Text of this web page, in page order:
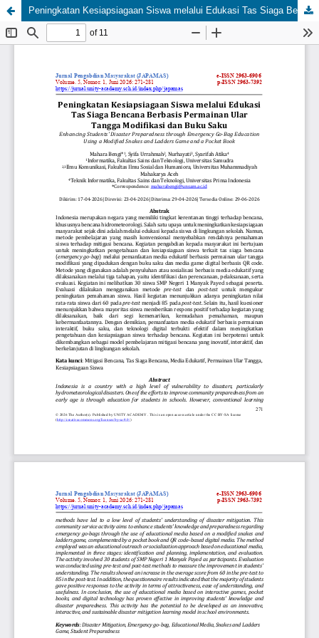
Peningkatan Kesiapsiagaan Siswa melalui Edukasi Tas Siaga Bencana Berbasis Permainan Ular Tangga Modifikasi dan Buku Saku